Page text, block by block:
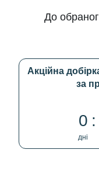
До
Акційна
за
0
дні